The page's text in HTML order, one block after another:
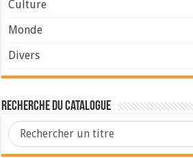
Culture
Monde
Divers
Recherche du Catalogue